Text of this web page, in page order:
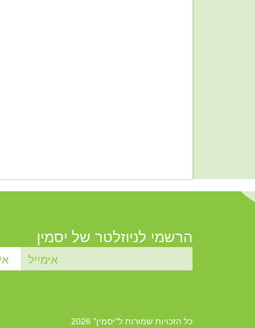
הרשמי לניוזלטר של יסמין
כל הזכויות שמורות ל"יסמין" 2026